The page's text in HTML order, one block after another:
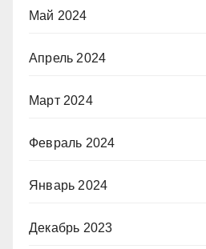
Май 2024
Апрель 2024
Март 2024
Февраль 2024
Январь 2024
Декабрь 2023